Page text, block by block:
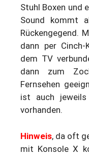
Stuhl Boxen und
Sound kommt
Rückengegend.
dann per
dem TV
dann zum
Fernsehen
ist auch jeweils
vorhanden.
Hinweis, da oft
mit Konsole X